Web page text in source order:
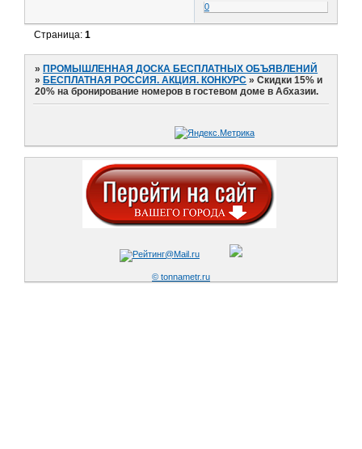
0
Страница:1
» ПРОМЫШЛЕННАЯ ДОСКА БЕСПЛАТНЫХ ОБЪЯВЛЕНИЙ
» БЕСПЛАТНАЯ РОССИЯ. АКЦИЯ. КОНКУРС »Скидки 15% и
20% на бронирование номеров в гостевом доме в Абхазии.
© tonnametr.ru